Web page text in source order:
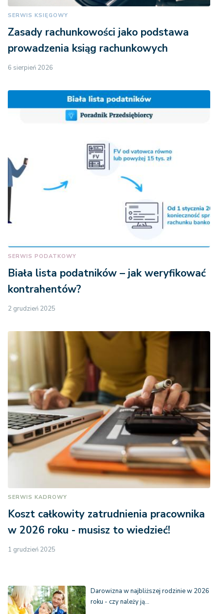
SERWIS KSIĘGOWY
Zasady rachunkowości jako podstawa
prowadzenia ksiąg rachunkowych
6 sierpień 2026
SERWIS PODATKOWY
Biała lista podatników – jak weryfikować
kontrahentów?
2 grudzień 2025
SERWIS KADROWY
Koszt całkowity zatrudnienia pracownika
w 2026 roku - musisz to wiedzieć!
1 grudzień 2025
Darowizna w najbliższej rodzinie w 2026
roku - czy należy ją…